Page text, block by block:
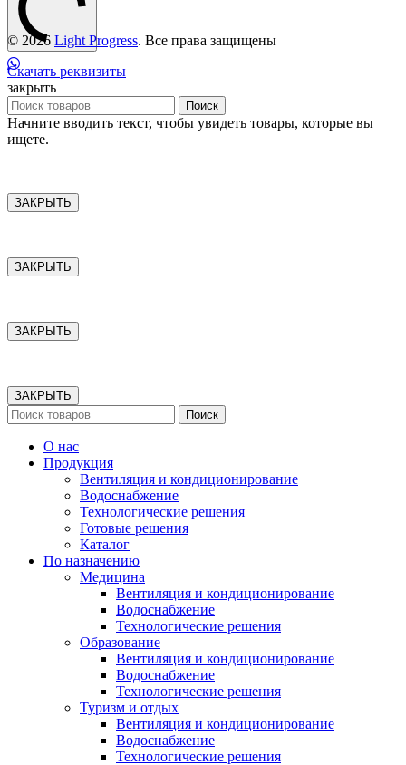
© 2026 Light Progress. Все права защищены
Скачать реквизиты
закрыть
Поиск
Начните вводить текст, чтобы увидеть товары, которые вы
ищете.
ЗАКРЫТЬ
ЗАКРЫТЬ
ЗАКРЫТЬ
ЗАКРЫТЬ
Поиск
О нас
Продукция
Вентиляция и кондиционирование
Водоснабжение
Технологические решения
Готовые решения
Каталог
По назначению
Медицина
Вентиляция и кондиционирование
Водоснабжение
Технологические решения
Образование
Вентиляция и кондиционирование
Водоснабжение
Технологические решения
Туризм и отдых
Вентиляция и кондиционирование
Водоснабжение
Технологические решения